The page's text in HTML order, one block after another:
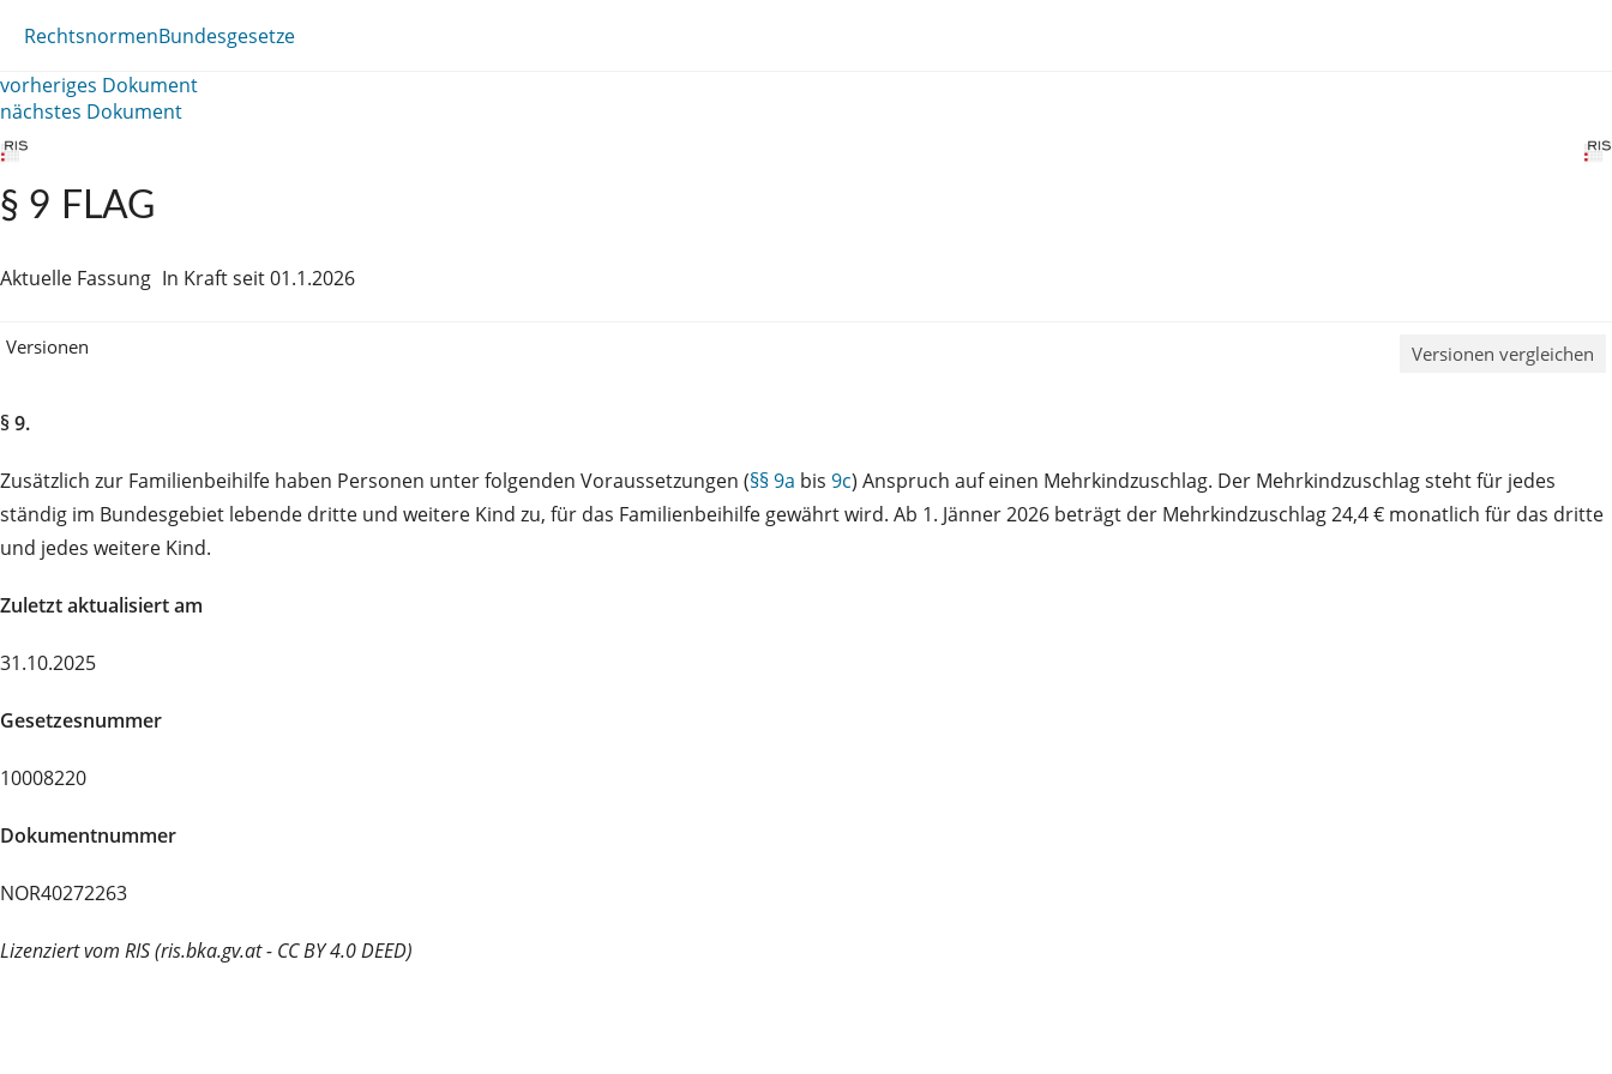
RechtsnormenBundesgesetze
vorheriges Dokument
nächstes Dokument
§ 9 FLAG
Aktuelle Fassung In Kraft seit 01.1.2026
Versionen Versionen vergleichen
§ 9.
Zusätzlich zur Familienbeihilfe haben Personen unter folgenden Voraussetzungen (§§ 9a bis 9c) Anspruch auf einen Mehrkindzuschlag. Der Mehrkindzuschlag steht für jedes
ständig im Bundesgebiet lebende dritte und weitere Kind zu, für das Familienbeihilfe gewährt wird. Ab 1. Jänner 2026 beträgt der Mehrkindzuschlag 24,4 € monatlich für das dritte
und jedes weitere Kind.
Zuletzt aktualisiert am
31.10.2025
Gesetzesnummer
10008220
Dokumentnummer
NOR40272263
Lizenziert vom RIS (ris.bka.gv.at - CC BY 4.0 DEED)